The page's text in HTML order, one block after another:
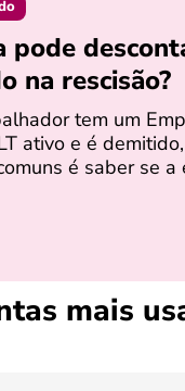
pode
na rescisão​?
tem um
ativo e é
é saber se
mais